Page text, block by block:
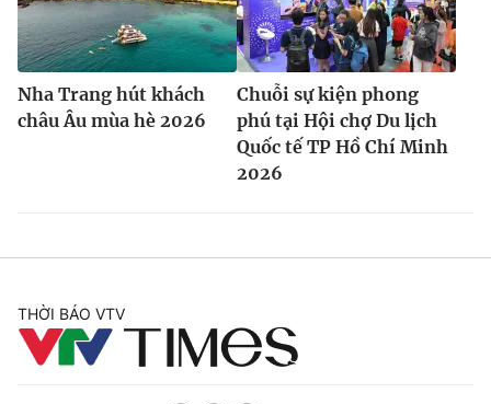
Nha Trang hút khách
châu Âu mùa hè 2026
Chuỗi sự kiện phong
phú tại Hội chợ Du lịch
Quốc tế TP Hồ Chí Minh
2026
THỜI BÁO VTV